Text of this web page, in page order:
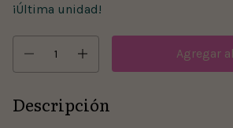
¡Última unidad!
Descripción